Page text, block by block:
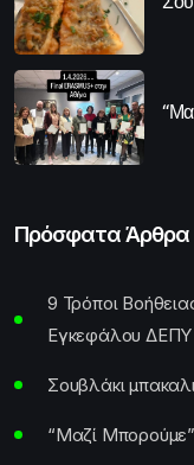
Πρόσφατα Άρθρα
9 Τρόποι
Εγκεφάλου ΔΕΠΥ
Σουβλάκι
“Μαζί